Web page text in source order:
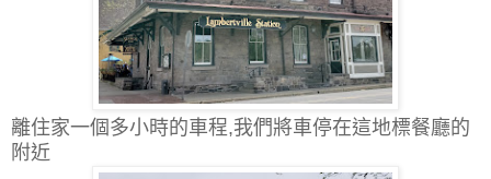
離住家一個多小時的車程,我們將車停在這地標餐廳的
附近